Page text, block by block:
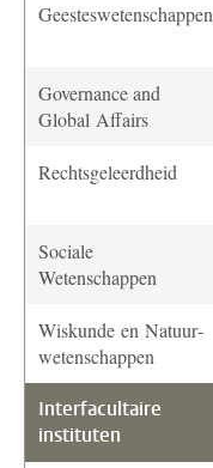
Geesteswetenschappen
Governance and
Global Affairs
Rechtsgeleerdheid
Sociale
Wetenschappen
Wiskunde en Natuur­
wetenschappen
Interfacultaire
instituten